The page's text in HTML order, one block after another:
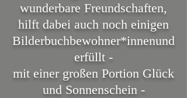
wunderbare Freundschaften,
hilft dabei auch noch einigen
Bilderbuchbewohner*innenund
erfüllt -
mit einer großen Portion Glück
und Sonnenschein -